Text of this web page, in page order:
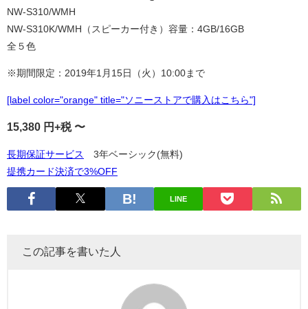
NW-S310/WMH
NW-S310K/WMH（スピーカー付き）容量：4GB/16GB
全５色
※期間限定：2019年1月15日（火）10:00まで
[label color="orange" title="ソニーストアで購入はこちら"]
15,380 円+税 〜
長期保証サービス
3年ベーシック(無料)
提携カード決済で3%OFF
LINE
この記事を書いた人